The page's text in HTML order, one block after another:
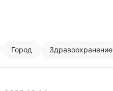
Город Здравоохранение